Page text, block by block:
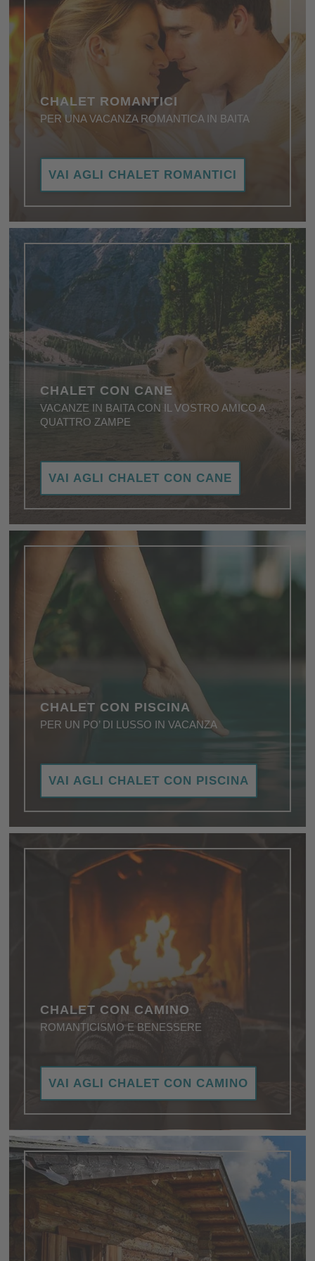
CHALET ROMANTICI
PER UNA VACANZA ROMANTICA IN BAITA
solitudine, per vacanze nel proprio regno.
VAI AGLI CHALET ROMANTICI
CHALET CON CANE
VACANZE IN BAITA CON IL VOSTRO AMICO A
QUATTRO ZAMPE
perfetta vacanza con il cane.
VAI AGLI CHALET CON CANE
CHALET CON PISCINA
PER UN PO’ DI LUSSO IN VACANZA
chalet con piscina è sempre un sogno!
VAI AGLI CHALET CON PISCINA
CHALET CON CAMINO
ROMANTICISMO E BENESSERE
ambiente di relax assoluto.
VAI AGLI CHALET CON CAMINO